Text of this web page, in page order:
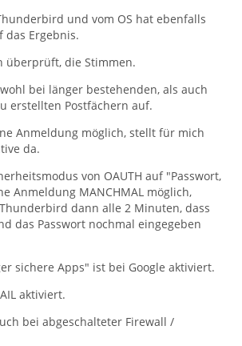
und vom OS hat ebenfalls
das Ergebnis.
überprüft, die Stimmen.
bei länger bestehenden, als auch
erstellten Postfächern auf.
Anmeldung möglich, stellt für mich
da.
von OAUTH auf "Passwort,
Anmeldung MANCHMAL möglich,
dann alle 2 Minuten, dass
das Passwort nochmal eingegeben
sichere Apps" ist bei Google aktiviert.
aktiviert.
bei abgeschalteter Firewall /